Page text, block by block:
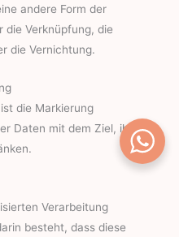
andere Form der
die Verknüpfung, die
die Vernichtung.
die Markierung
Daten mit dem Ziel, ihre
Verarbeitung
besteht, dass diese